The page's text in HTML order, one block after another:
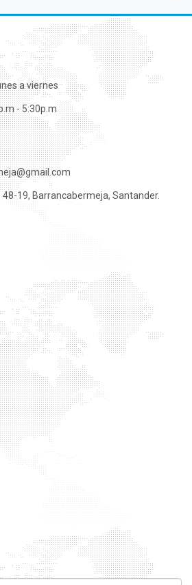
a viernes
- 5:30p.m
48-19, Barrancabermeja, Santander.